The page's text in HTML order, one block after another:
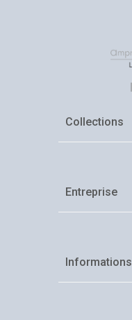
Collections
Entreprise
Informations